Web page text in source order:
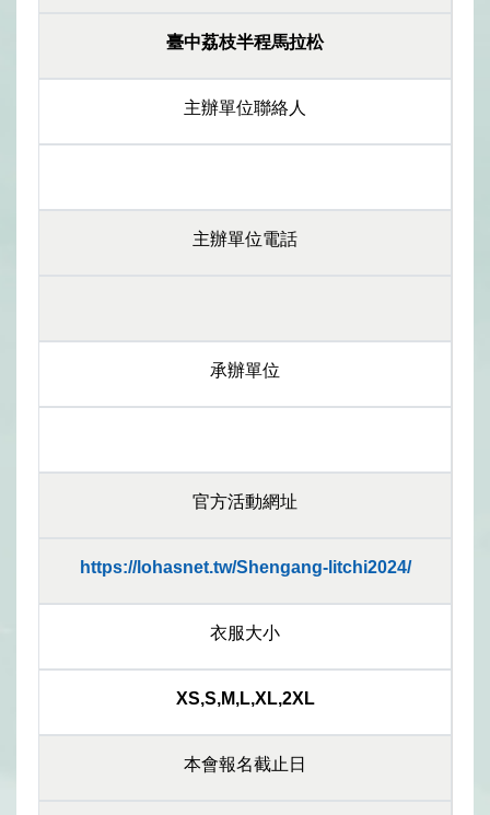
臺中荔枝半程馬拉松
主辦單位聯絡人
主辦單位電話
承辦單位
官方活動網址
https://lohasnet.tw/Shengang-litchi2024/
衣服大小
XS,S,M,L,XL,2XL
本會報名截止日